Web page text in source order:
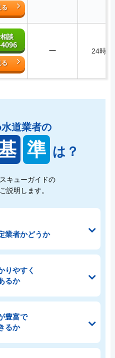
る
談
る
ー 24時間
道業者の
準 は？
キューガイドの
説明します。
業者かどうか
りやすく
るか
豊富で
るか